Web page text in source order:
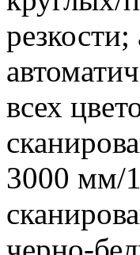
всех
3000 мм/